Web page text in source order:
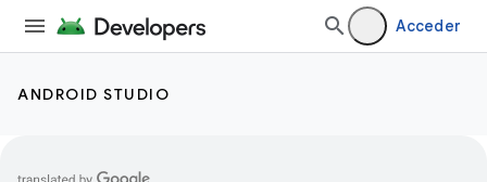
Acceder
ANDROID STUDIO